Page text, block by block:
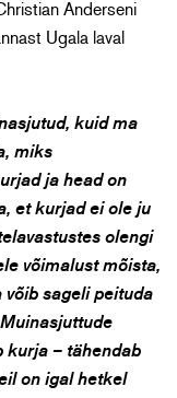
Anderseni
Ugala laval
kuid ma
miks
ja head on
et kurjad ei ole ju
olengi
võimalust mõista,
sageli peituda
kurja – tähendab
on igal hetkel